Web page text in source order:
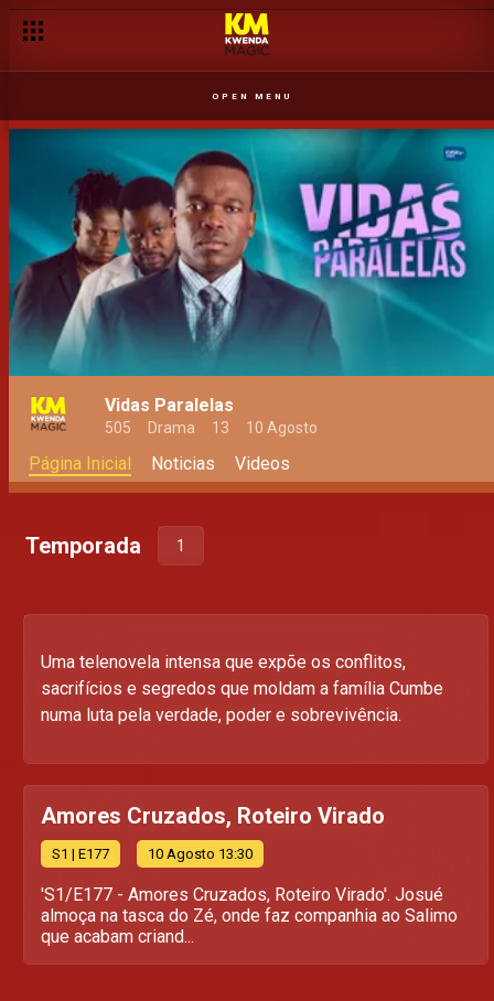
OPEN MENU
Vidas Paralelas
505 Drama 13 10 Agosto
Página Inicial Noticias Videos
Temporada 1
Uma telenovela intensa que expõe os conflitos,
sacrifícios e segredos que moldam a família Cumbe
numa luta pela verdade, poder e sobrevivência.
Amores Cruzados, Roteiro Virado
S1 | E177 10 Agosto 13:30
'S1/E177 - Amores Cruzados, Roteiro Virado'. Josué
almoça na tasca do Zé, onde faz companhia ao Salimo
que acabam criand...